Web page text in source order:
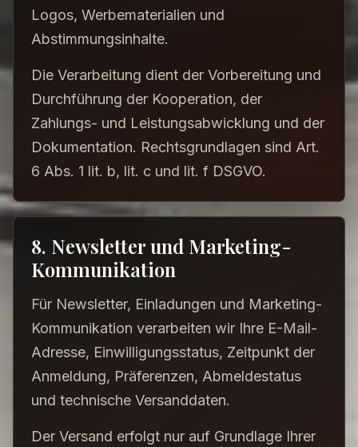
Logos, Werbematerialien und
Abstimmungsinhalte.
Die Verarbeitung dient der Vorbereitung und
Durchführung der Kooperation, der
Zahlungs- und Leistungsabwicklung und der
Dokumentation. Rechtsgrundlagen sind Art.
6 Abs. 1 lit. b, lit. c und lit. f DSGVO.
8. Newsletter und Marketing-
Kommunikation
Für Newsletter, Einladungen und Marketing-
Kommunikation verarbeiten wir Ihre E-Mail-
Adresse, Einwilligungsstatus, Zeitpunkt der
Anmeldung, Präferenzen, Abmeldestatus
und technische Versanddaten.
Der Versand erfolgt nur auf Grundlage Ihrer